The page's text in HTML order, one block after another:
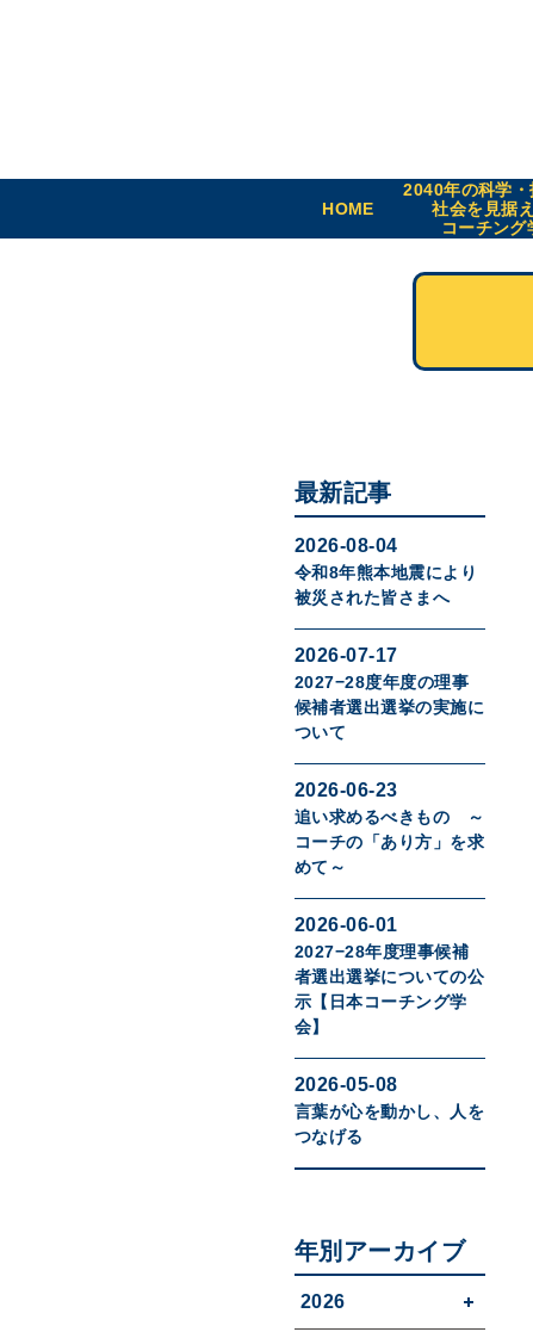
HOME
2040年の科学・
社会を見据
コーチング
最新記事
2026-08-04
令和8年熊本地震により
被災された皆さまへ
2026-07-17
2027−28度年度の理事
候補者選出選挙の実施に
ついて
2026-06-23
追い求めるべきもの ～
コーチの「あり方」を求
めて～
2026-06-01
2027−28年度理事候補
者選出選挙についての公
示【日本コーチング学
会】
2026-05-08
言葉が心を動かし、人を
つなげる
年別アーカイブ
2026